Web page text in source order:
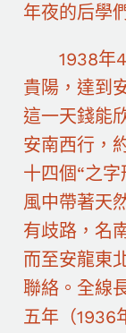
年夜的后學
1938年
貴陽，達到
這一天錢能
安南西行，
十四個“之
風中帶著天
有歧路，名
而至安龍東
聯絡。全線
五年（1936